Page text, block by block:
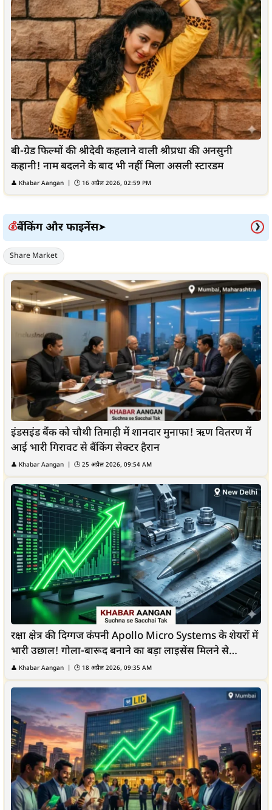
बी-ग्रेड फिल्मों की श्रीदेवी कहलाने वाली श्रीप्रधा की अनसुनी
कहानी! नाम बदलने के बाद भी नहीं मिला असली स्टारडम
👤 Khabar Aangan | 🕒 16 अप्रैल 2026, 02:59 PM
💰बैंकिंग और फाइनेंस➤ ❯
Share Market
इंडसइंड बैंक को चौथी तिमाही में शानदार मुनाफा! ऋण वितरण में
आई भारी गिरावट से बैंकिंग सेक्टर हैरान
👤 Khabar Aangan | 🕒 25 अप्रैल 2026, 09:54 AM
रक्षा क्षेत्र की दिग्गज कंपनी Apollo Micro Systems के शेयरों में
भारी उछाल! गोला-बारूद बनाने का बड़ा लाइसेंस मिलने से
निवेशकों की हुई चांदी
👤 Khabar Aangan | 🕒 18 अप्रैल 2026, 09:35 AM